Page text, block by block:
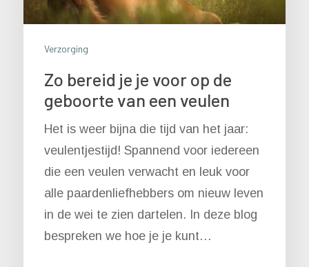
Verzorging
Zo bereid je je voor op de
geboorte van een veulen
Het is weer bijna die tijd van het jaar:
veulentjestijd! Spannend voor iedereen
die een veulen verwacht en leuk voor
alle paardenliefhebbers om nieuw leven
in de wei te zien dartelen. In deze blog
bespreken we hoe je je kunt…